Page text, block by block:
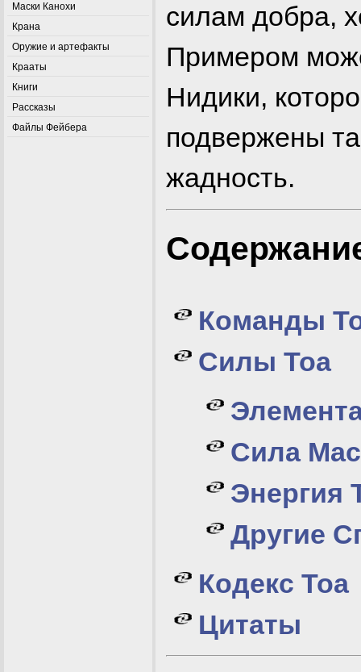
Маски Канохи
Крана
Оружие и артефакты
Крааты
Книги
Рассказы
Файлы Фейбера
силам добра,
Примером
Нидики,
подвержены
жадность.
Команды
Силы Тоа
Сила
Энергия
Другие
Кодекс Тоа
Цитаты